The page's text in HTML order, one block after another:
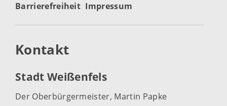
Barrierefreiheit Impressum
Kontakt
Stadt Weißenfels
Der Oberbürgermeister, Martin Papke